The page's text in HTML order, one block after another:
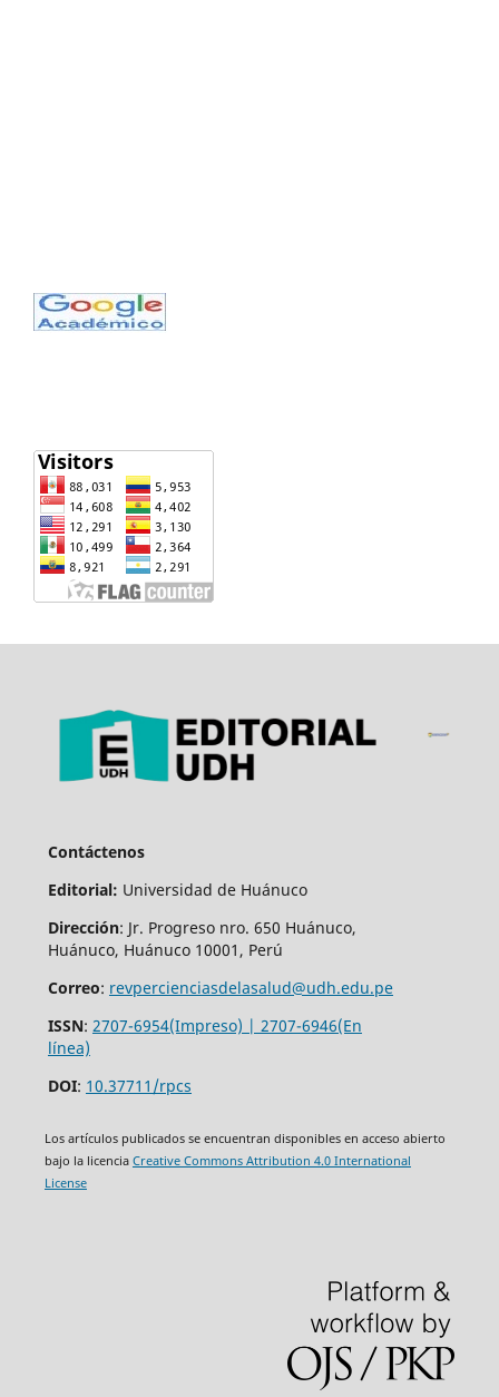
Contáctenos
Editorial: Universidad de Huánuco
Dirección: Jr. Progreso nro. 650 Huánuco,
Huánuco, Huánuco 10001, Perú
Correo: revpercienciasdelasalud@udh.edu.pe
ISSN: 2707-6954(Impreso) | 2707-6946(En
línea)
DOI: 10.37711/rpcs
Los artículos publicados se encuentran disponibles en acceso abierto
bajo la licencia Creative Commons Attribution 4.0 International
License